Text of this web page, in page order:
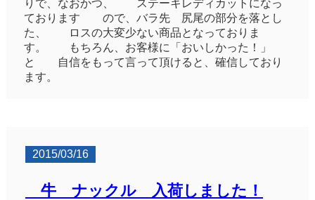
りで、なおかつ、 ステーキレディカットになっ
ております ので、バラ先 尻尾の部分を落とし
た、 ロスの大変少ない商品となっておりま
す。 もちろん、お客様に「おいしかった！」
と 自信をもって言って頂けると、確信しており
ます。
2015/03/16
牛 ナックル 入荷しました！